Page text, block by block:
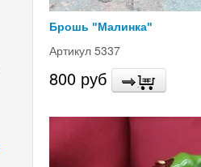
Брошь "Малинка"
Артикул 5337
800 руб